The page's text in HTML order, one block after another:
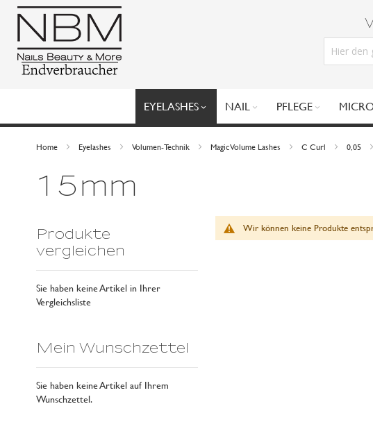
Direkt
zum
Inhalt
EYELASHES NAIL PFLEGE
Home Eyelashes Volumen-Technik Magic Volume Lashes C Curl 0,05
15mm
Wir können keine Produkte
Produkte
vergleichen
Sie haben keine Artikel in Ihrer
Vergleichsliste
Mein Wunschzettel
Sie haben keine Artikel auf Ihrem
Wunschzettel.